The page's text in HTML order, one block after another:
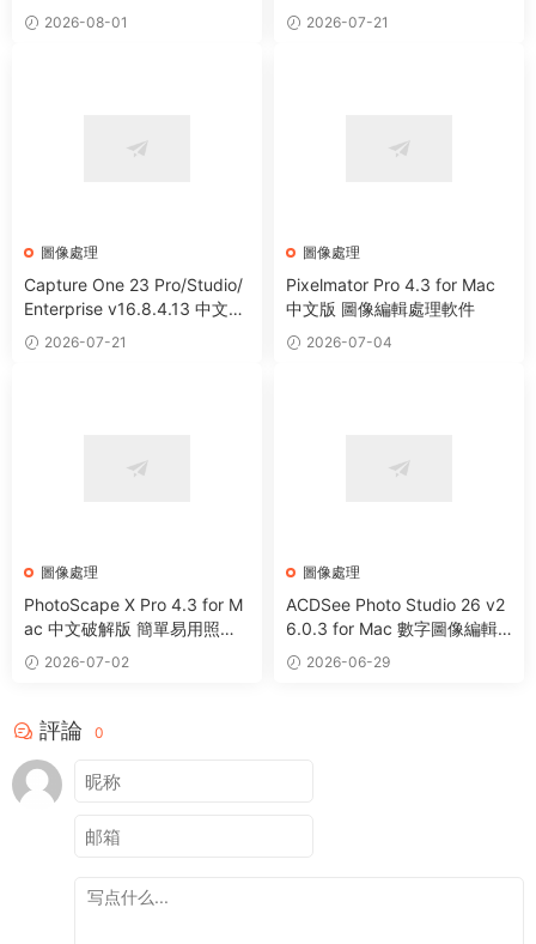
文版 強大HDR照片創建處理軟
件
2026-08-01 2026-07-21
圖像處理
Capture One 23 Pro/Studio/
Enterprise v16.8.4.13 中文破
解版 RAW文件轉換圖像編輯軟
件
2026-07-21
圖像處理
Pixelmator Pro 4.3 for Mac
中文版 圖像編輯處理軟件
2026-07-04
圖像處理
PhotoScape X Pro 4.3 for M
ac 中文破解版 簡單易用照片
編輯器
2026-07-02
圖像處理
ACDSee Photo Studio 26 v2
6.0.3 for Mac 數字圖像編輯
處理軟件
2026-06-29
評論 0